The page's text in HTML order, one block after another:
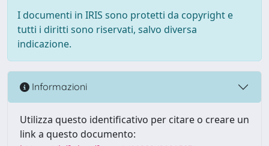
I documenti in IRIS sono protetti da copyright e
tutti i diritti sono riservati, salvo diversa
indicazione.
Informazioni
Utilizza questo identificativo per citare o creare un
link a questo documento: